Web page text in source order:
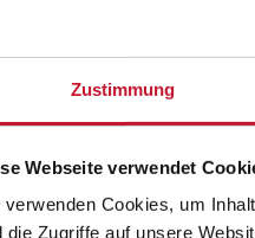
Zustimmung
Webseite verwendet
verwenden Cookies, um
die Zugriffe auf unsere